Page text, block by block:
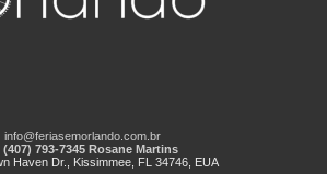
info@feriasemorlando.com.br
(407) 793-7345 Rosane Martins
Haven Dr., Kissimmee, FL 34746, EUA